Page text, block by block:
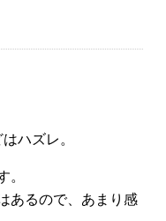
ハズレ。
。
あるので、あまり感